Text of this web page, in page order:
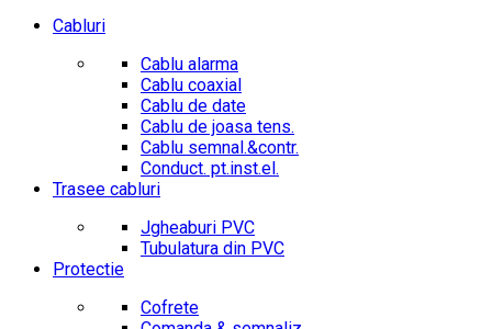
Cabluri
Cablu alarma
Cablu coaxial
Cablu de date
Cablu de joasa tens.
Cablu semnal.&contr.
Conduct. pt.inst.el.
Trasee cabluri
Jgheaburi PVC
Tubulatura din PVC
Protectie
Cofrete